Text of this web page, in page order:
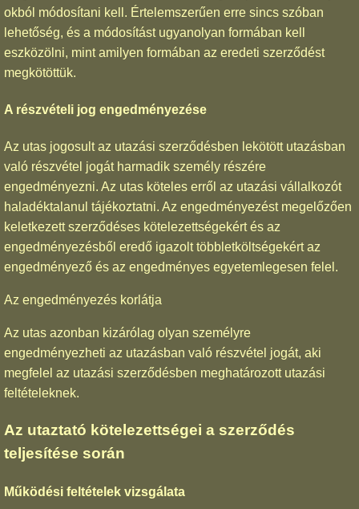
okból módosítani kell. Értelemszerűen erre sincs szóban
lehetőség, és a módosítást ugyanolyan formában kell
eszközölni, mint amilyen formában az eredeti szerződést
megkötöttük.
A részvételi jog engedményezése
Az utas jogosult az utazási szerződésben lekötött utazásban
való részvétel jogát harmadik személy részére
engedményezni. Az utas köteles erről az utazási vállalkozót
haladéktalanul tájékoztatni. Az engedményezést megelőzően
keletkezett szerződéses kötelezettségekért és az
engedményezésből eredő igazolt többletköltségekért az
engedményező és az engedményes egyetemlegesen felel.
Az engedményezés korlátja
Az utas azonban kizárólag olyan személyre
engedményezheti az utazásban való részvétel jogát, aki
megfelel az utazási szerződésben meghatározott utazási
feltételeknek.
Az utaztató kötelezettségei a szerződés
teljesítése során
Működési feltételek vizsgálata